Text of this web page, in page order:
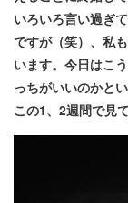
いろいろ言い過ぎ
ですが（笑）、私
います。今日はこ
っちがいいのかと
この1、2週間で見